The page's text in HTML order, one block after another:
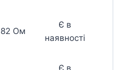
82 Ом
Є в
наявності
Є в